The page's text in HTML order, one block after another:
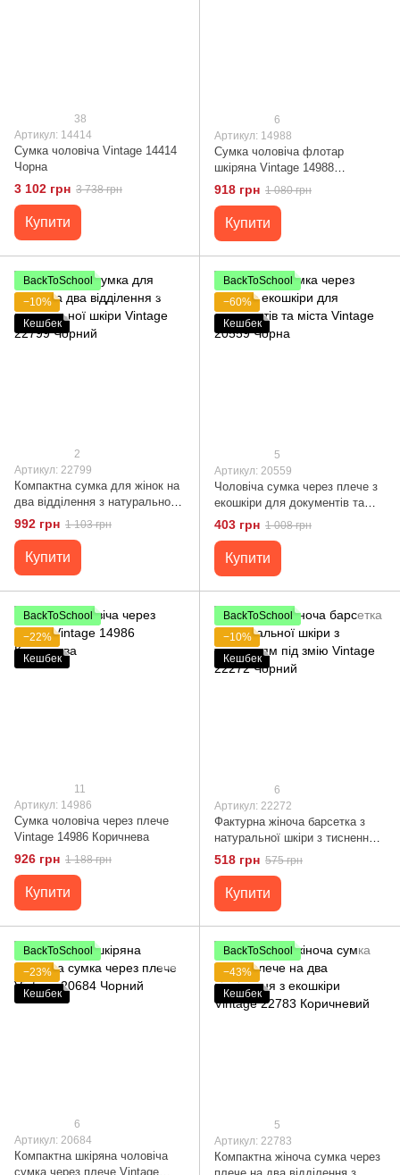
38
Артикул: 14414
Сумка чоловіча Vintage 14414
Чорна
3 102 грн 3 738 грн
Купити
6
Артикул: 14988
Сумка чоловіча флотар
шкіряна Vintage 14988
Коричнева
918 грн 1 080 грн
Купити
BackToSchool
−10%
Кешбек
2
Артикул: 22799
Компактна сумка для жінок на
два відділення з натуральної
шкіри Vintage 22799 Чорний
992 грн 1 103 грн
Купити
BackToSchool
−60%
Кешбек
5
Артикул: 20559
Чоловіча сумка через плече з
екошкіри для документів та
міста Vintage 20559 Чорна
403 грн 1 008 грн
Купити
BackToSchool
−22%
Кешбек
11
Артикул: 14986
Сумка чоловіча через плече
Vintage 14986 Коричнева
926 грн 1 188 грн
Купити
BackToSchool
−10%
Кешбек
6
Артикул: 22272
Фактурна жіноча барсетка з
натуральної шкіри з тисненням
під змію Vintage 22272 Чорний
518 грн 575 грн
Купити
BackToSchool
−23%
Кешбек
6
Артикул: 20684
Компактна шкіряна чоловіча
сумка через плече Vintage
BackToSchool
−43%
Кешбек
5
Артикул: 22783
Компактна жіноча сумка через